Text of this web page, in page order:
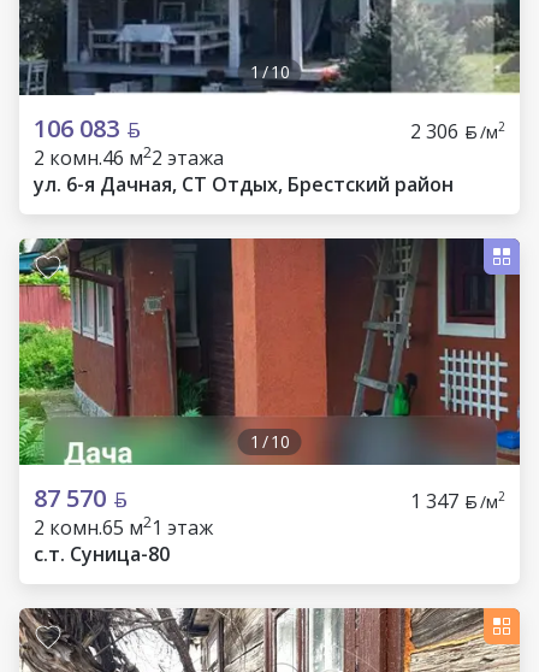
1/10
106 083 2 306 /м2
2 комн.46 м22 этажа
ул. 6-я Дачная, СТ Отдых, Брестский район
1 /10
87 570 1 347 /м2
2 комн.65 м21 этаж
c.т. Суница-80